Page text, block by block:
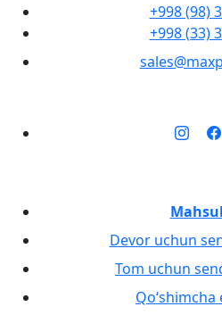
+998 (98)
+998 (33)
Devor uchun
Tom uchun